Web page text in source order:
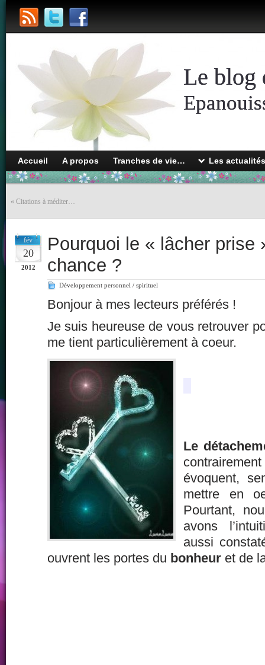
Le blog
Accueil A propos Tranches de vie… Les
« Citations à méditer…
fév
20
2012
Pourquoi le « lâcher prise
chance ?
Développement personnel / spirituel
Bonjour à mes lecteurs préférés !
Je suis heureuse de vous retrouver
me tient particulièrement à coeur.
Le
évoquent,
mettre en
Pourtant,
avons
aussi
ouvrent les portes du bonheur et de